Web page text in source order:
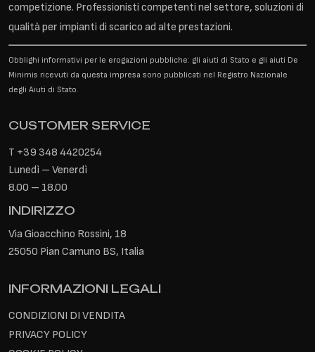
competizione. Professionisti competenti nel settore, soluzioni di
qualità per impianti di scarico ad alte prestazioni.
Obblighi informativi per le erogazioni pubbliche: gli aiuti di Stato e gli aiuti De
Minimis ricevuti da questa impresa sono pubblicati nel Registro Nazionale
degli Aiuti di Stato.
CUSTOMER SERVICE
T +39 348 4420254
Lunedì – Venerdì
8.00 – 18.00
INDIRIZZO
Via Gioacchino Rossini, 18
25050 Pian Camuno BS, Italia
INFORMAZIONI LEGALI
CONDIZIONI DI VENDITA
PRIVACY POLICY